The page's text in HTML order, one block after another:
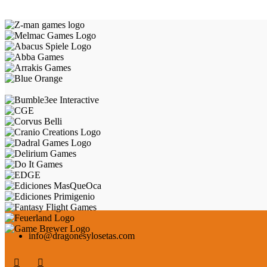
info@dragonesylosetas.com